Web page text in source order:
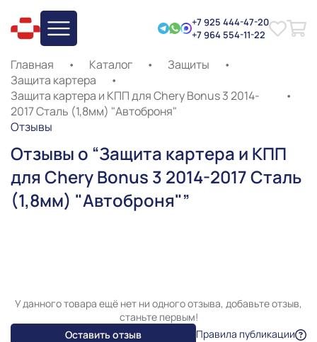
+7 925 444-47-20
+7 964 554-11-22
Главная • Каталог • Защиты
•
Защита картера
•
Защита картера и КПП для Chery Bonus 3 2014-
2017 Сталь (1,8мм) "Автоброня"
•
Отзывы
Отзывы о “Защита картера и КПП
для Chery Bonus 3 2014-2017 Сталь
(1,8мм) "Автоброня"”
У данного товара ещё нет ни одного отзыва, добавьте отзыв,
станьте первым!
Оставить отзыв
Правила публикации